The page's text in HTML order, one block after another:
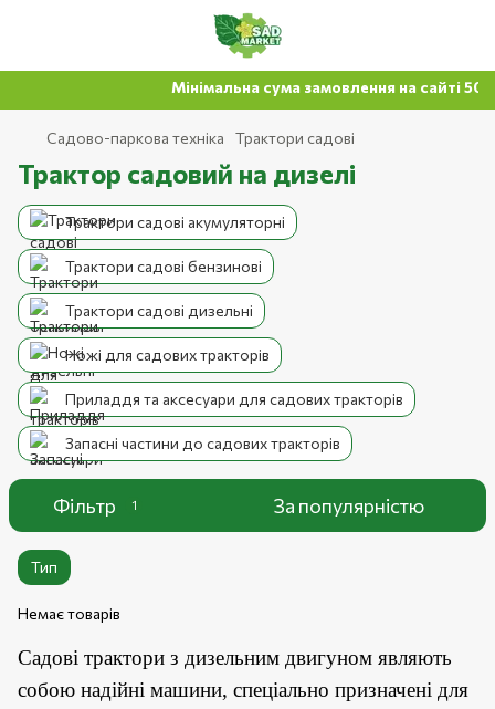
Мінімальна сума замовлення на сайті 500
Садово-паркова техніка Трактори садові
Трактор садовий на дизелі
Трактори садові акумуляторні
Трактори садові бензинові
Трактори садові дизельні
Ножі для садових тракторів
Приладдя та аксесуари для садових тракторів
Запасні частини до садових тракторів
Фільтр 1 За популярністю
Тип
Немає товарів
Садові трактори з дизельним двигуном являють
собою надійні машини, спеціально призначені для